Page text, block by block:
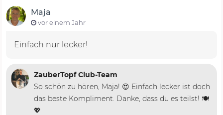
Maja
vor einem Jahr
Einfach nur lecker!
ZauberTopf Club-Team
So schön zu hören, Maja! 😍 Einfach lecker ist doch
das beste Kompliment. Danke, dass du es teilst! 🍽️
💖